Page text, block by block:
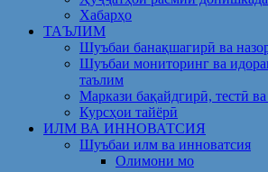
Хабарҳо
ТАЪЛИМ
Шуъбаи банақшагирӣ ва
Шуъбаи мониторинг ва
таълим
Маркази бақайдгирӣ, тестӣ
Курсҳои тайёрӣ
ИЛМ ВА ИННОВАТСИЯ
Шуъбаи илм ва инноватсия
Олимони мо